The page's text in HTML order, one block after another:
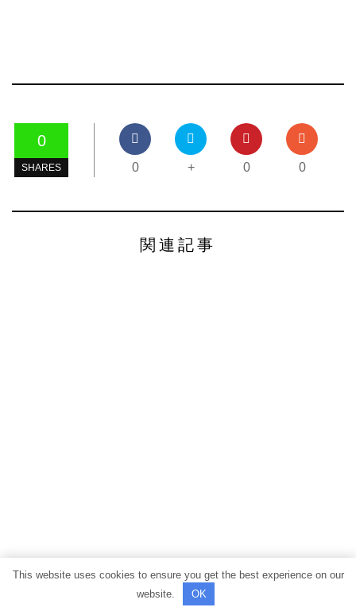
0
SHARES 0 + 0 0
関連記事
This website uses cookies to ensure you get the best experience on our
website.
OK